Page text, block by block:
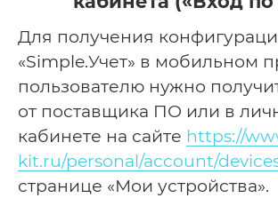
Для получения
«Simple.Учет» в мобильном
пользователю нужно
от поставщика ПО или в
кабинете на сайте https://
kit.ru/personal/account/
странице «Мои устройства».